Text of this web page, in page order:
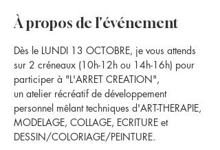
À propos de l'événement
Dès le LUNDI 13 OCTOBRE, je vous attends
sur 2 créneaux (10h-12h ou 14h-16h) pour
participer à "L'ARRET CREATION",
un atelier récréatif de développement
personnel mêlant techniques d'ART-THERAPIE,
MODELAGE, COLLAGE, ECRITURE et
DESSIN/COLORIAGE/PEINTURE.